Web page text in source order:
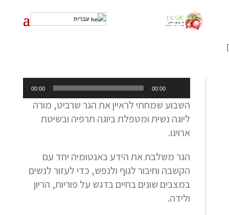
]
עברית
אודיו
00:00
00:00
השבוע שמחתי לראיין את הגר שרביט, מורה
ליוגה נשית ומטפלת ביוגה תרפיה ובשיטת
ארויגו.
הגר משלבת את הידע באנטומיה יחד עם
הקשבה וחיבור לגוף ולנפש, כדי לעזור לנשים
במצבים שונים בחיים בדגש על פוריות, הריון
ולידה.